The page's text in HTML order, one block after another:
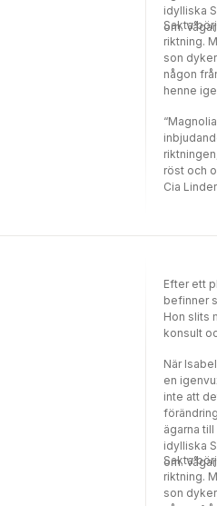
idylliska
om.
Sakta
riktning.
son
någon
henne
röst och
Cia
som
Efter ett
befinner
Hon slits
konsult
När
en
inte att
ägarna
idylliska
om.
Sakta
riktning.
son